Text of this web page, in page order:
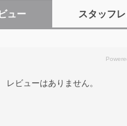
ュー スタッフ
レビューはありません。